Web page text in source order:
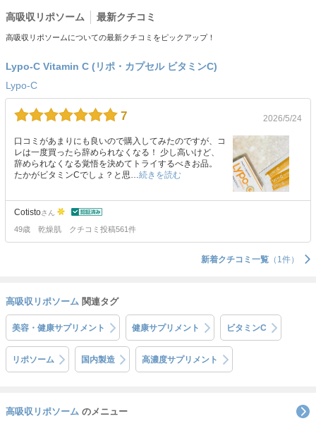
高吸収リポソーム 最新クチコミ
高吸収リポソームについての最新クチコミをピックアップ！
Lypo-C Vitamin C (リポ・カプセル ビタミンC)
Lypo-C
7 2026/5/24
口コミがあまりにも良いので購入してみたのですが、コ
レは一度買ったら辞められなくなる！ 少し高いけど、
辞められなくなる覚悟を決めてトライするべきお品。
たかがビタミンCでしょ？と思…続きを読む
Cotistoさん
49歳 乾燥肌 クチコミ投稿561件
新着クチコミ一覧 （1件）
高吸収リポソーム 関連タグ
美容・健康サプリメント 健康サプリメント ビタミンC
リポソーム 国内製造 高濃度サプリメント
高吸収リポソーム のメニュー